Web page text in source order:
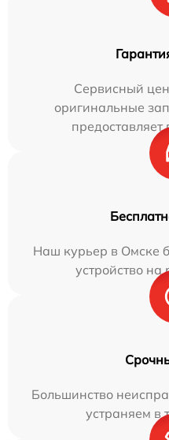
Сервисный
оригинальные
предоставляет
Наш курьер в Омске
устройство на
Большинство
устраняем в